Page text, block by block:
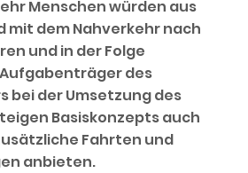
Menschen würden aus
mit dem Nahverkehr nach
und in der Folge
des
bei der Umsetzung des
Basiskonzepts auch
Fahrten und
anbieten.